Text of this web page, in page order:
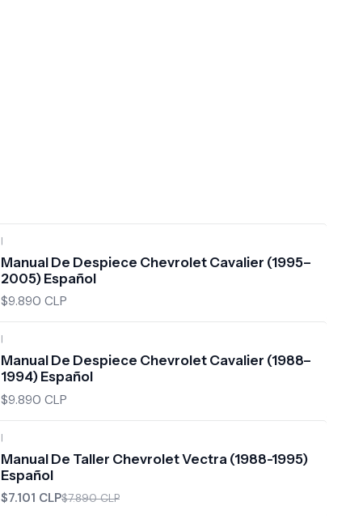
|
Manual De Despiece Chevrolet Cavalier (1995–
2005) Español
$9.890 CLP
|
Manual De Despiece Chevrolet Cavalier (1988–
1994) Español
$9.890 CLP
|
Manual De Taller Chevrolet Vectra (1988-1995)
Español
$7.101 CLP$7.890 CLP